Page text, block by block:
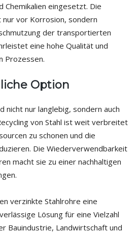
Chemikalien eingesetzt. Die
nur vor Korrosion, sondern
der transportierten
eine hohe Qualität und
Prozessen.
Option
nicht nur langlebig, sondern auch
von Stahl ist weit verbreitet
zu schonen und die
Die Wiederverwendbarkeit
macht sie zu einer nachhaltigen
verzinkte Stahlrohre eine
Lösung für eine Vielzahl
Bauindustrie, Landwirtschaft und